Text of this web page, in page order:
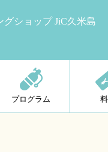
ショップ JiC久米島
プログラム